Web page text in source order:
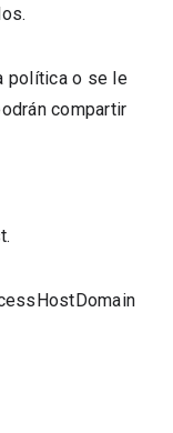
política o se le
compartir